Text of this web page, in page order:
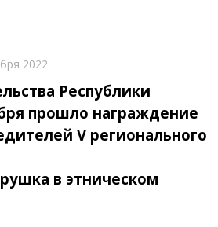
2022
Республики
прошло награждение
V регионального
в этническом